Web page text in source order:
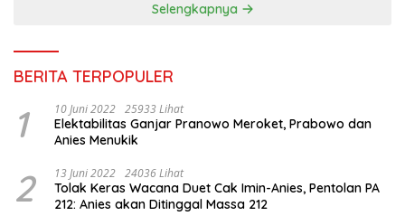
Selengkapnya
BERITA TERPOPULER
1 10 Juni 2022 25933 Lihat
Elektabilitas Ganjar Pranowo Meroket, Prabowo dan
Anies Menukik
2 13 Juni 2022 24036 Lihat
Tolak Keras Wacana Duet Cak Imin-Anies, Pentolan PA
212: Anies akan Ditinggal Massa 212